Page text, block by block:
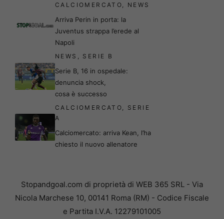
CALCIOMERCATO NEWS
Arriva Perin in porta: la
Juventus strappa l’erede al
Napoli
NEWS SERIE B
Serie B, 16 in ospedale:
denuncia shock,
cosa è successo
CALCIOMERCATO
SERIE
A
Calciomercato: arriva Kean, l’ha
chiesto il nuovo allenatore
Stopandgoal.com di proprietà di WEB 365 SRL - Via
Nicola Marchese 10, 00141 Roma (RM) - Codice Fiscale
e Partita I.V.A. 12279101005